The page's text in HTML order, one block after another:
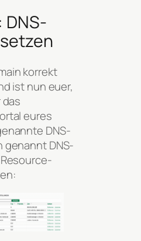
korrekt
ist nun euer,
eures
DNS-
genannt DNS-